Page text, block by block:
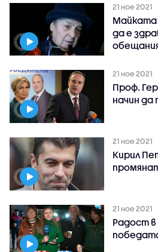
21 ное 2021
Майката
да е
21 ное 2021
Проф.
начин да
21 ное 2021
Кирил
21 ное 2021
Радост в